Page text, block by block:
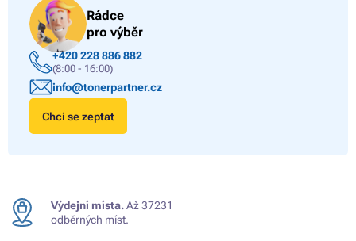
Rádce
pro výběr
+420 228 886 882
(8:00 - 16:00)
info@tonerpartner.cz
Chci se zeptat
Výdejní místa.Až 37231
odběrných míst.